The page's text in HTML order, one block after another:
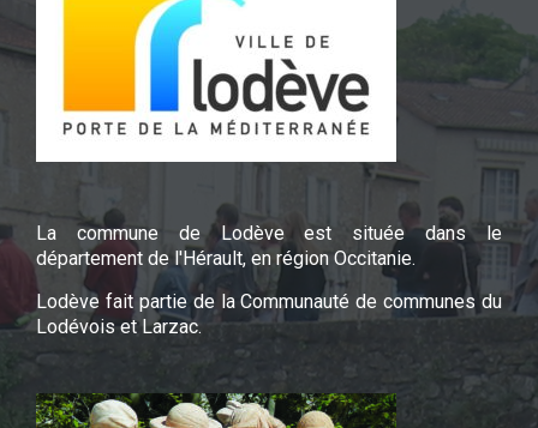
La commune de Lodève est située dans le
département de l'Hérault, en région Occitanie.
Lodève fait partie de la Communauté de communes du
Lodévois et Larzac.